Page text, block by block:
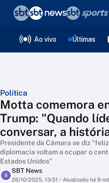
Ao vivo Últimas
Política
Motta comemora
Trump: "Quando
conversar, a
Presidente da Câmara se diz
diplomacia voltam a ocupar o
Estados Unidos"
S
SBT News
26/10/2025, 13:51 • Atualizado há 9
❮voltar
Editorias